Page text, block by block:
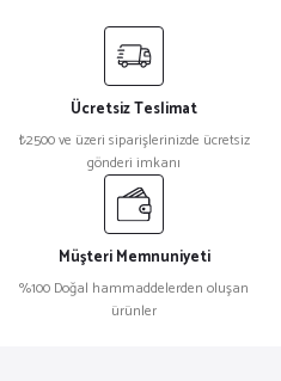
Ücretsiz Teslimat
₺2500 ve üzeri siparişlerinizde ücretsiz
gönderi imkanı
Müşteri Memnuniyeti
%100 Doğal hammaddelerden oluşan
ürünler